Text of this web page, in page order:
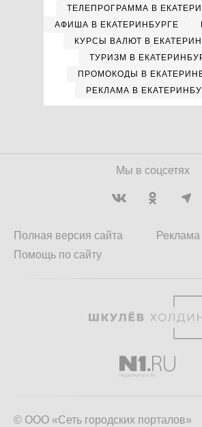
ТЕЛЕПРОГРАММА В
АФИША В ЕКАТЕРИНБУРГЕ
КУРСЫ ВАЛЮТ В
ТУРИЗМ В
ПРОМОКОДЫ В
РЕКЛАМА В
Мы в соцсетях
Полная версия сайта
Помощь по сайту
© ООО «Сеть городских порталов»